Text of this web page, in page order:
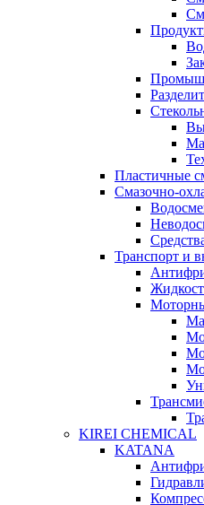
Пластичные
Смазочно-
Транспорт и
KIREI CHEMICAL
KATANA